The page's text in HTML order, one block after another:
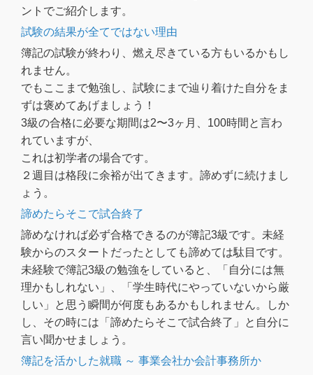
ントでご紹介します。
試験の結果が全てではない理由
簿記の試験が終わり、燃え尽きている方もいるかもし
れません。
でもここまで勉強し、試験にまで辿り着けた自分をま
ずは褒めてあげましょう！
3級の合格に必要な期間は2〜3ヶ月、100時間と言わ
れていますが、
これは初学者の場合です。
２週目は格段に余裕が出てきます。諦めずに続けまし
ょう。
諦めたらそこで試合終了
諦めなければ必ず合格できるのが簿記3級です。未経
験からのスタートだったとしても諦めては駄目です。
未経験で簿記3級の勉強をしていると、「自分には無
理かもしれない」、「学生時代にやっていないから厳
しい」と思う瞬間が何度もあるかもしれません。しか
し、その時には「諦めたらそこで試合終了」と自分に
言い聞かせましょう。
簿記を活かした就職 ～ 事業会社か会計事務所か